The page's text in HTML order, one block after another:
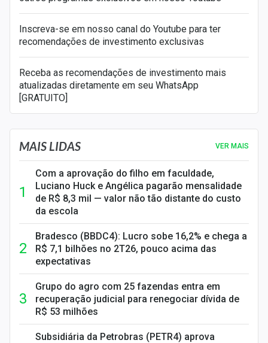
Inscreva-se em nosso canal do Youtube para ter
recomendações de investimento exclusivas
Receba as recomendações de investimento mais
atualizadas diretamente em seu WhatsApp
[GRATUITO]
MAIS LIDAS VER MAIS
Com a aprovação do filho em faculdade,
Luciano Huck e Angélica pagarão mensalidade
de R$ 8,3 mil — valor não tão distante do custo
da escola
Bradesco (BBDC4): Lucro sobe 16,2% e chega a
R$ 7,1 bilhões no 2T26, pouco acima das
expectativas
Grupo do agro com 25 fazendas entra em
recuperação judicial para renegociar dívida de
R$ 53 milhões
Subsidiária da Petrobras (PETR4) aprova